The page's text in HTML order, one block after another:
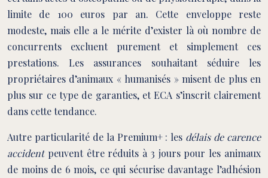
limite de 100 euros par an. Cette enveloppe reste
modeste, mais elle a le mérite d’exister là où nombre de
concurrents excluent purement et simplement ces
prestations. Les assurances souhaitant séduire les
propriétaires d’animaux « humanisés » misent de plus en
plus sur ce type de garanties, et ECA s’inscrit clairement
dans cette tendance.
Autre particularité de la Premium+ : les délais de carence
accidentpeuvent être réduits à 3 jours pour les animaux
de moins de 6 mois, ce qui sécurise davantage l’adhésion